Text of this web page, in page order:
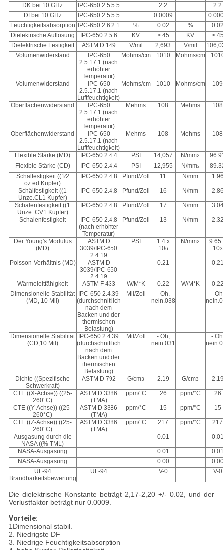
DK bei 10 GHz
IPC-650 2.5.5.5 2.2
2.2
Df bei 10 GHz
IPC-650 2.5.5.5 0.0009
Feuchtigkeitsabsorption
IPC-650 2.6.2.1 % 0.02 %
0.02
Dielektrische Auflösung
IPC-650 2.5.6 KV > 45 KV
> 45
Dielektrische Festigkeit
ASTM D 149 V/mil 2,693 V/mil
Volumenwiderstand
IPC-650
2.5.17.1 (nach
erhöhter
Temperatur)
Mohms/cm 1010 Mohms/cm
Volumenwiderstand
IPC-650
2.5.17.1 (nach
Luftfeuchtigkeit)
Mohms/cm 1010 Mohms/cm 109
Oberflächenwiderstand
IPC-650
2.5.17.1 (nach
erhöhter
Temperatur)
Mehms 108 Mehms 108
Oberflächenwiderstand
IPC-650
2.5.17.1 (nach
Luftfeuchtigkeit)
Mehms 108 Mehms 108
Flexible Stärke (MD) IPC-650 2.4.4 PSI 14,057 N/mm2
Flexible Stärke (CD)
IPC-650 2.4.4 PSI 12,955 N/mm2
Schälfestigkeit ((1⁄2
oz.ed Kupfer)
IPC-650 2.4.8 Pfund/Zoll 11 N/mm 1.96
Schälfestigkeit ((1
Unze.CL1 Kupfer)
IPC-650 2.4.8 Pfund/Zoll 16 N/mm 2.86
Schalenfestigkeit ((1
Unze..CV1 Kupfer)
IPC-650 2.4.8 Pfund/Zoll 17 N/mm 3.04
Schalenfestigkeit
IPC-650 2.4.8
(nach erhöhter
Temperatur)
Pfund/Zoll 13 N/mm 2.32
Der Young's Modulus
(MD)
ASTM D
3039/IPC-650
2.4.19
PSI
1.4 x
106
N/mm2
9.65
103
Poisson-Verhältnis (MD)
ASTM D
3039/IPC-650
2.4.19
0.21 0.21
Wärmeleitfähigkeit ASTM F 433 W/M*K 0.22 W/M*K
0.22
Dimensionelle Stabilität
(MD, 10 Mil)
IPC-650 2.4.39
(durchschnittlich
nach dem
Backen und der
thermischen
Belastung)
Mil/Zoll
- Oh,
nein.038
-
Dimensionelle Stabilität
(CD,10 Mil)
IPC-650 2.4.39
(durchschnittlich
nach dem
Backen und der
thermischen
Belastung)
Mil/Zoll
- Oh,
nein.031
-
Dichte ((Spezifische
Schwerkraft)
ASTM D 792 G/cm3 2.19 G/cm3 2.19
CTE ((X-Achse)) ((25-
260°C)
ASTM D 3386
(TMA)
ppm/°C 26 ppm/°C 26
CTE ((Y-Achse)) ((25-
260°C)
ASTM D 3386
(TMA)
ppm/°C 15 ppm/°C 15
CTE ((Z-Achse)) ((25-
260°C)
ASTM D 3386
(TMA)
ppm/°C 217 ppm/°C 217
Ausgasung durch die
NASA ((% TML)
0.01 0.01
NASA-Ausgasung 0.01
0.01
NASA-Ausgasung
0.00
0.00
UL-94
Brandbarkeitsbewertung
UL-94 V-0 V-0
Die dielektrische Konstante beträgt 2,17-2,20 +/- 0.02, und der
Verlustfaktor beträgt nur 0.0009.
Vorteile:
1Dimensional stabil.
2. Niedrigste DF
3. Niedrige Feuchtigkeitsabsorption